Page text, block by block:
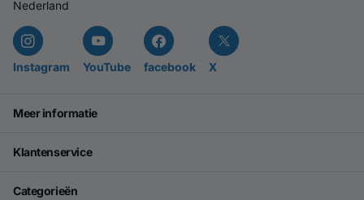
Meer informatie
Klantenservice
Categorieën
Nederland
Instagram YouTube facebook X